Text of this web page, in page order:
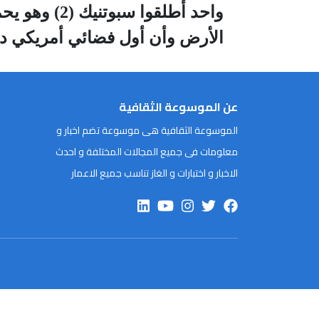
الأرض وأن أول فضائي أمريكي
عن الموسوعة الثقافية
الموسوعة الثقافية هى موسوعة تضم اخبار و
معلومات فى جميع المجالات المختلفة و احدث
الاخبار و اختبارات و الغاز تناسب جميع الاعمار